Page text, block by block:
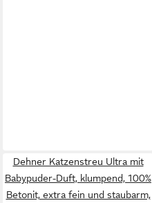
Dehner Katzenstreu Ultra mit
Babypuder-Duft, klumpend, 100%
Betonit, extra fein und staubarm,